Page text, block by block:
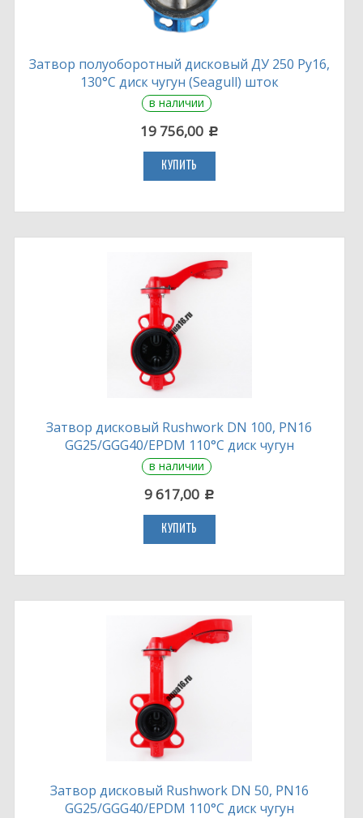
Затвор полуоборотный дисковый ДУ 250 Ру16,
130°С диск чугун (Seagull) шток
в наличии
19 756,00 c
КУПИТЬ
Затвор дисковый Rushwork DN 100, PN16
GG25/GGG40/EPDM 110°С диск чугун
в наличии
9 617,00 c
КУПИТЬ
Затвор дисковый Rushwork DN 50, PN16
GG25/GGG40/EPDM 110°С диск чугун